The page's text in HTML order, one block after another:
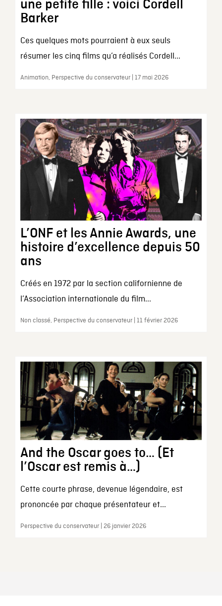
une petite fille : voici Cordell
Barker
Ces quelques mots pourraient à eux seuls
résumer les cinq films qu’a réalisés Cordell...
Animation, Perspective du conservateur | 17 mai 2026
L’ONF et les Annie Awards, une
histoire d’excellence depuis 50
ans
Créés en 1972 par la section californienne de
l’Association internationale du film...
Non classé, Perspective du conservateur | 11 février 2026
And the Oscar goes to… (Et
l’Oscar est remis à…)
Cette courte phrase, devenue légendaire, est
prononcée par chaque présentateur et...
Perspective du conservateur | 26 janvier 2026